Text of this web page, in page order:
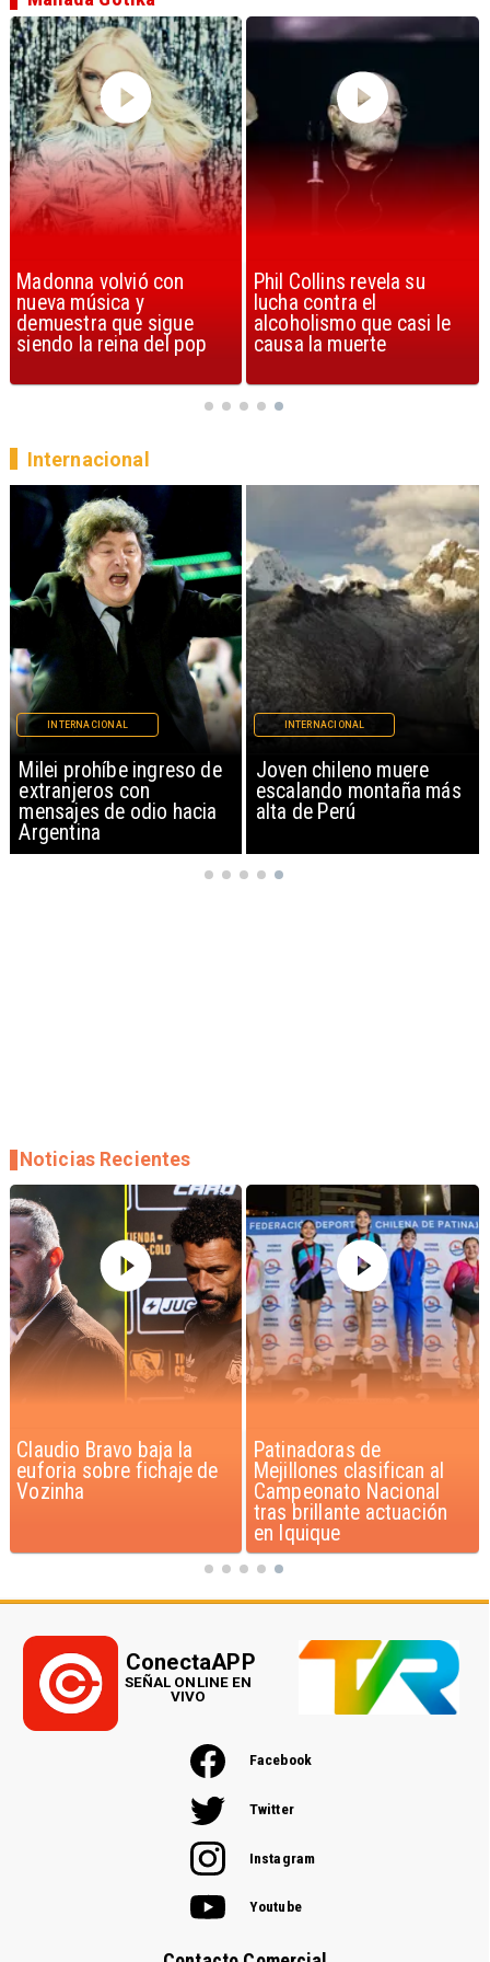
Phil Collins revela su
lucha contra el
alcoholismo que casi le
causa la muerte
U2 lanza nuevo sencillo
con estribillo en español:
Streets of Dreams
Milei prohíbe ingreso de
extranjeros con
mensajes de odio hacia
Argentina
INTERNACIONAL
Joven chileno muere
escalando montaña más
alta de Perú
INTERNACIONAL
Internacional
Patinadoras de
Mejillones clasifican al
Campeonato Nacional
Novedoso programa de
entrenamiento de gatos
beneficia a niños con
discapacidad
Noticias Recientes
Facebook
Twitter
Instagram
Youtube
ConectaAPP
SEÑAL ONLINE EN
VIVO